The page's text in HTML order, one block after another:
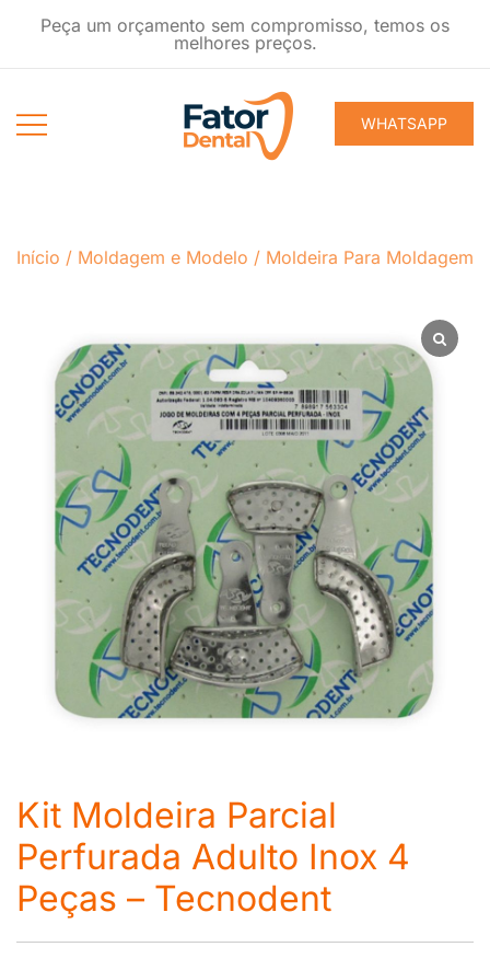
Peça um orçamento sem compromisso, temos os
melhores preços.
WHATSAPP
Início / Moldagem e Modelo / Moldeira Para Moldagem
Kit Moldeira Parcial
Perfurada Adulto Inox 4
Peças – Tecnodent